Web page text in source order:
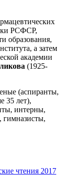
РСФСР,
образования,
а затем
академии
(1925-
(аспиранты,
35 лет),
интерны,
гимназисты,
чтения 2017